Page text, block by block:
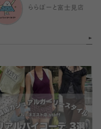
ららぽーと富士見店